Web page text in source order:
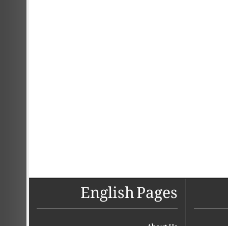
English Pages